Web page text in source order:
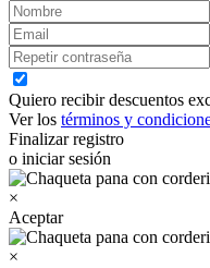
Quiero recibir descuentos
Ver los términos y
Finalizar registro
o iniciar sesión
×
Aceptar
×